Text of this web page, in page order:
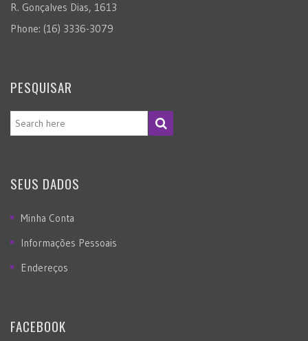
R. Gonçalves Dias, 1613
Phone: (16) 3336-3079
PESQUISAR
SEUS DADOS
Minha Conta
Informações Pessoais
Endereços
FACEBOOK